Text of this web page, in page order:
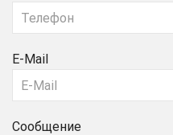
E-Mail
Сообщение